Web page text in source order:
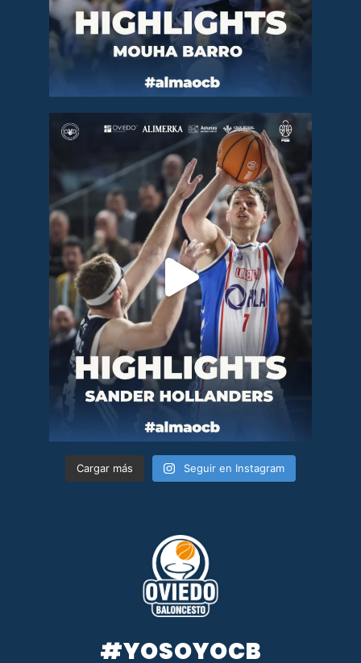
Cargar más Seguir en Instagram
#YOSOYOCB